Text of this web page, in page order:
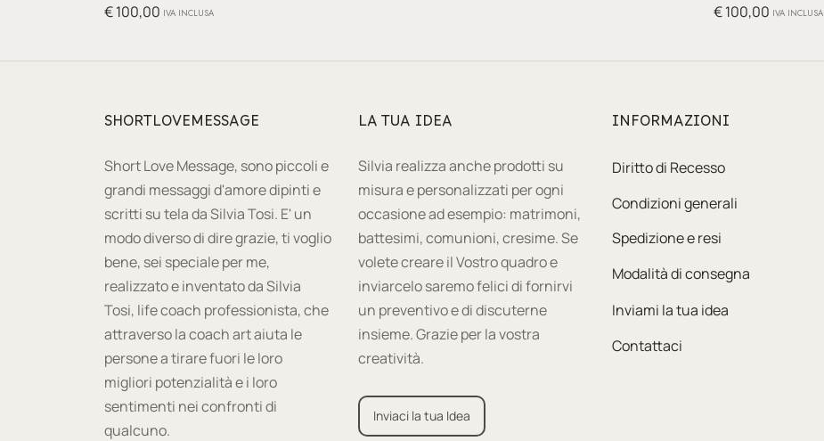
€100,00 IVA INCLUSA €100,00 IVA INCLUSA
SHORTLOVEMESSAGE
Short Love Message, sono piccoli e
grandi messaggi d'amore dipinti e
scritti su tela da Silvia Tosi. E' un
modo diverso di dire grazie, ti voglio
bene, sei speciale per me,
realizzato e inventato da Silvia
Tosi, life coach professionista, che
attraverso la coach art aiuta le
persone a tirare fuori le loro
migliori potenzialità e i loro
sentimenti nei confronti di
qualcuno.
LA TUA IDEA
Silvia realizza anche prodotti su
misura e personalizzati per ogni
occasione ad esempio: matrimoni,
battesimi, comunioni, cresime. Se
volete creare il Vostro quadro e
inviarcelo saremo felici di fornirvi
un preventivo e di discuterne
insieme. Grazie per la vostra
creatività.
Inviaci la tua Idea
INFORMAZIONI
Diritto di Recesso
Condizioni generali
Spedizione e resi
Modalità di consegna
Inviami la tua idea
Contattaci